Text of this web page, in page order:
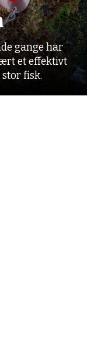
gange har
et effektivt
fisk.